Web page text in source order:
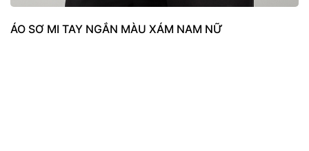
ÁO SƠ MI TAY NGẮN MÀU XÁM NAM NỮ